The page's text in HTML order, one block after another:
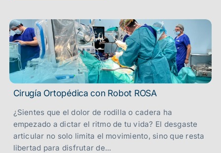
Cirugía Ortopédica con Robot ROSA
¿Sientes que el dolor de rodilla o cadera ha
empezado a dictar el ritmo de tu vida? El desgaste
articular no solo limita el movimiento, sino que resta
libertad para disfrutar de...